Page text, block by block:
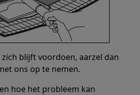
blijft voordoen, aarzel dan
ons op te nemen.
hoe het probleem kan